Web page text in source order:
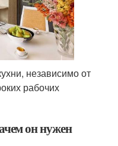
независимо от
рабочих
он нужен